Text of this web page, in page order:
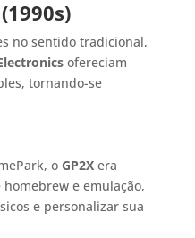
no sentido tradicional,
ofereciam
tornando-se
o GP2Xera
e emulação,
e personalizar sua